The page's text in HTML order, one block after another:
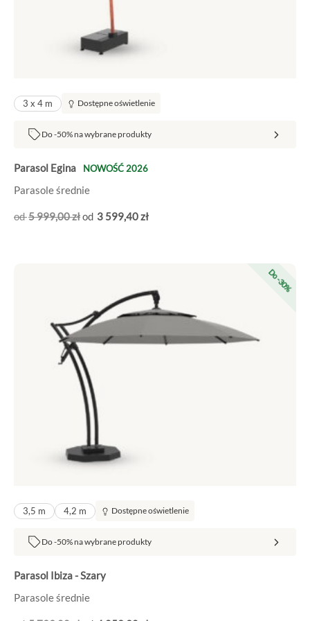
3 x 4 m Dostępne oświetlenie
Do -50% na wybrane produkty
Parasol Egina NOWOŚĆ 2026
Parasole średnie
5 999,00zł 3 599,40zł
Do -30%
3,5 m 4,2 m Dostępne oświetlenie
Do -50% na wybrane produkty
Parasol Ibiza - Szary
Parasole średnie
799,00 zł.
wynosi:
4
059,30 zł.